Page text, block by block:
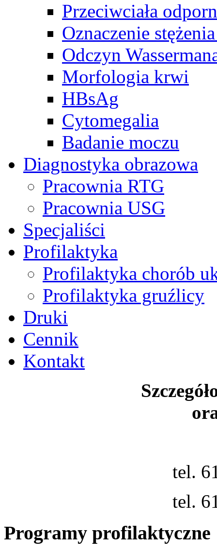
Przeciwciała
Oznaczenie
Odczyn
Morfologia krwi
HBsAg
Cytomegalia
Badanie moczu
Diagnostyka obrazowa
Pracownia RTG
Pracownia USG
Specjaliści
Profilaktyka
Profilaktyka chorób
Profilaktyka gruźlicy
Druki
Cennik
Kontakt
tel.
tel.
Programy profilaktyczne